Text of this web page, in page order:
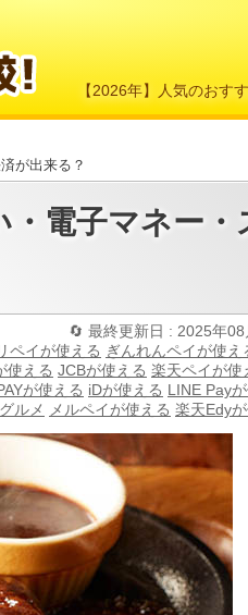
【2026年】人気のおす
が出来る？
・電子マネー・
最終更新日 : 2025年08
ペイが使える ぎんれんペイが使え
使える JCBが使える 楽天ペイが使
が使える iDが使える LINE Pay
グルメ メルペイが使える 楽天Edy